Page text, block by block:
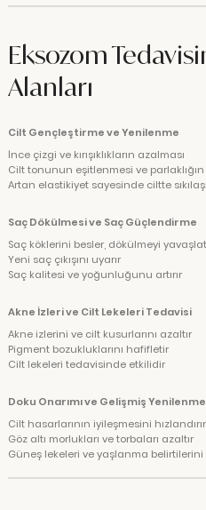
Eksozom
Alanları
Cilt Gençleştirme ve Yenilenme
İnce çizgi ve kırışıklıkların azalması
Cilt tonunun eşitlenmesi ve parlaklığın
Artan elastikiyet sayesinde ciltte
Saç Dökülmesi ve Saç Güçlendirme
Saç köklerini besler, dökülmeyi
Yeni saç çıkışını uyarır
Saç kalitesi ve yoğunluğunu artırır
Akne İzleri ve Cilt Lekeleri Tedavisi
Akne izlerini ve cilt kusurlarını azaltır
Pigment bozukluklarını hafifletir
Cilt lekeleri tedavisinde etkilidir
Doku Onarımı ve Gelişmiş Yenilenme
Cilt hasarlarının iyileşmesini hızlandırır
Göz altı morlukları ve torbaları azaltır
Güneş lekeleri ve yaşlanma belirtilerini